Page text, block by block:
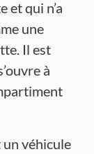
et qui n’a
une
Il est
à
véhicule